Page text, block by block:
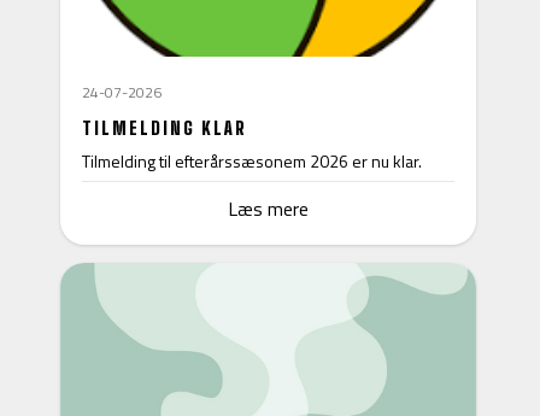
24-07-2026
TILMELDING KLAR
Tilmelding til efterårssæsonem 2026 er nu klar.
Læs mere